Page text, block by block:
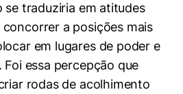
se traduziria em atitudes
a posições mais
em lugares de poder e
Foi essa percepção que
rodas de acolhimento